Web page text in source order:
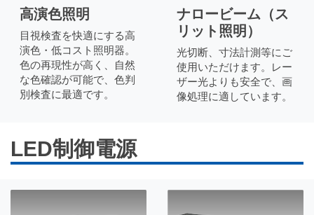
高演色照明
目視検査を快適にする高
演色・低コスト照明器。
色の再現性が高く、自然
な色確認が可能で、色判
別検査に最適です。
ナロービーム（ス
リット照明）
光切断、寸法計測等にご
使用いただけます。レー
ザー光よりも安全で、画
像処理に適しています。
LED制御電源